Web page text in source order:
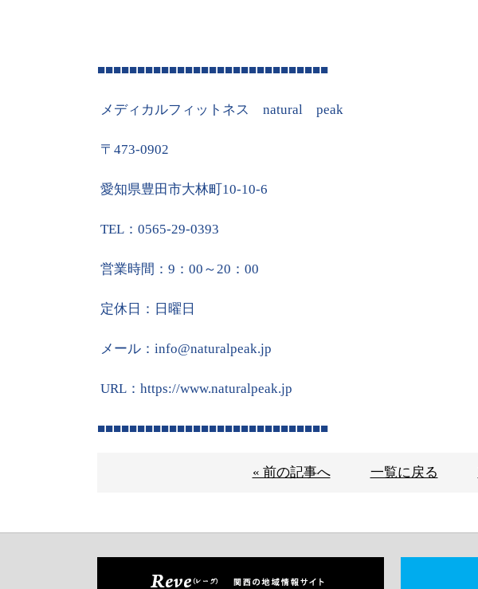
■■■■■■■■■■■■■■■■■■■■■■■■■■■■■
メディカルフィットネス natural peak
〒 473-0902
愛知県豊田市大林町10-10-6
TEL ： 0565-29-0393
営業時間： 9 ： 00 ～20 ： 00
定休日：日曜日
メール： info@naturalpeak.jp
URL ： https://www.naturalpeak.jp
■■■■■■■■■■■■■■■■■■■■■■■■■■■■■
« 前の記事へ 一覧に戻る